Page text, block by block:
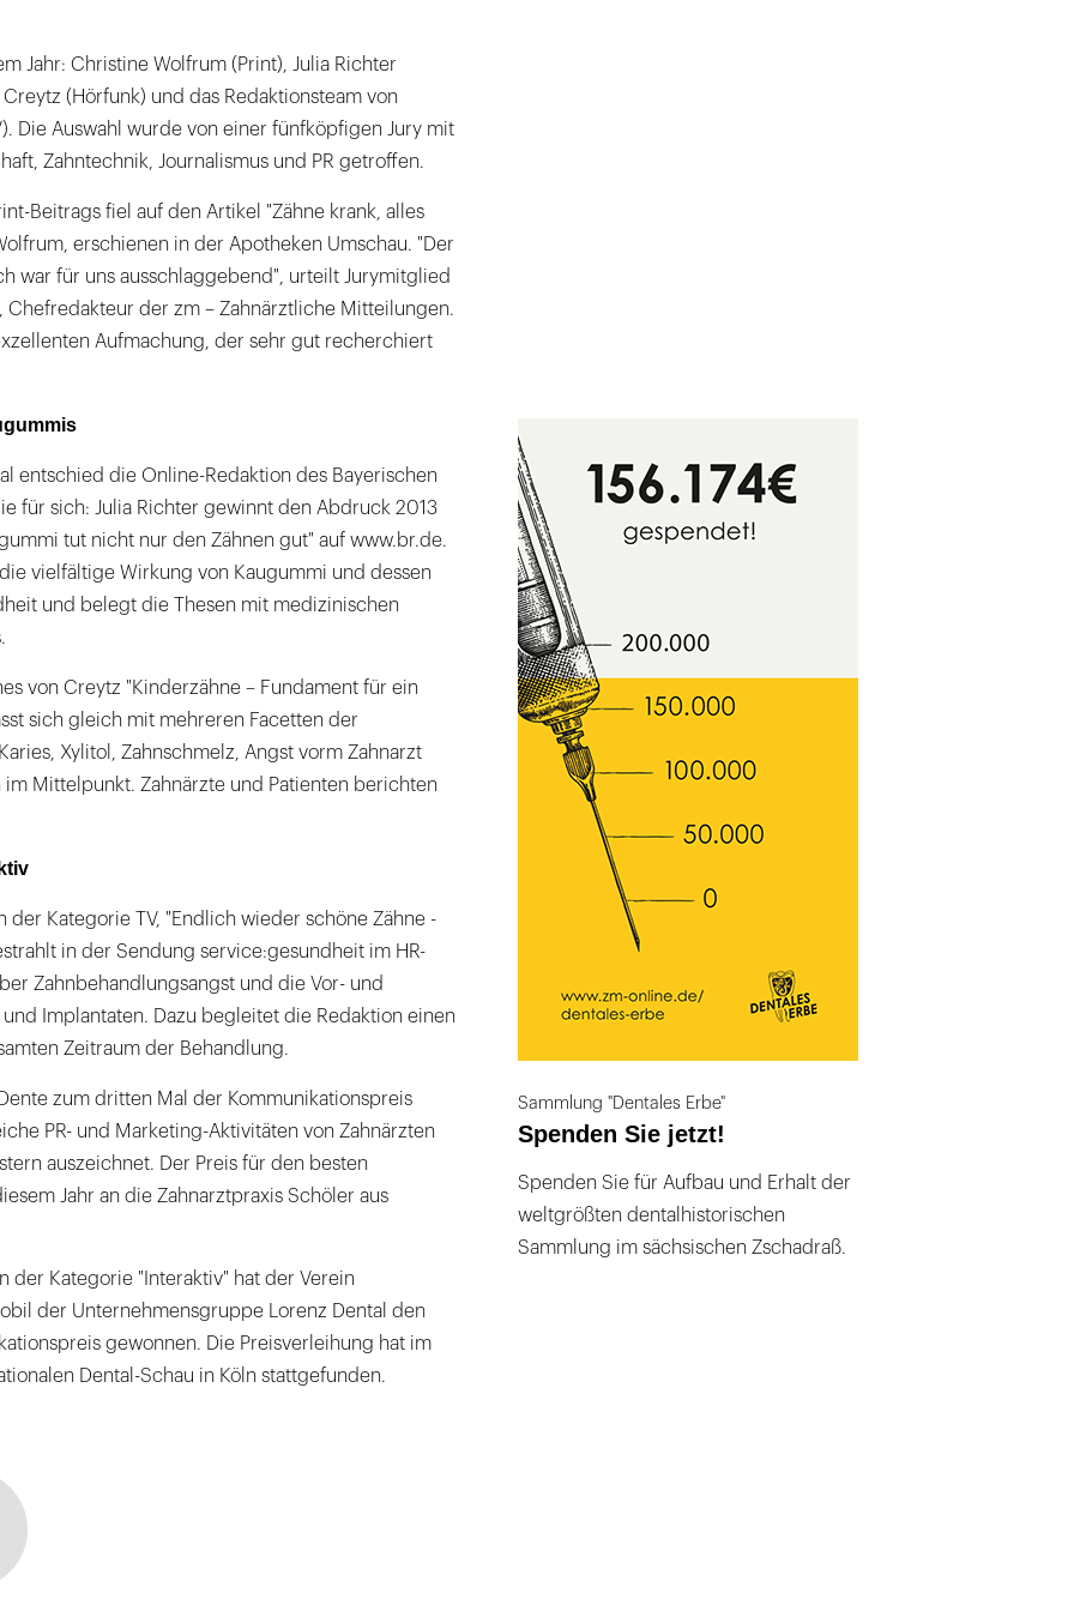
Jahr: Christine Wolfrum (Print), Julia Richter
(Hörfunk) und das Redaktionsteam von
Die Auswahl wurde von einer fünfköpfigen Jury mit
Zahntechnik, Journalismus und PR getroffen.
Beitrags fiel auf den Artikel "Zähne krank, alles
erschienen in der Apotheken Umschau. "Der
war für uns ausschlaggebend", urteilt Jurymitglied
Chefredakteur der zm – Zahnärztliche Mitteilungen.
Aufmachung, der sehr gut recherchiert
entschied die Online-Redaktion des Bayerischen
für sich: Julia Richter gewinnt den Abdruck 2013
tut nicht nur den Zähnen gut" auf www.br.de.
vielfältige Wirkung von Kaugummi und dessen
und belegt die Thesen mit medizinischen
von Creytz "Kinderzähne – Fundament für ein
sich gleich mit mehreren Facetten der
Xylitol, Zahnschmelz, Angst vorm Zahnarzt
im Mittelpunkt. Zahnärzte und Patienten berichten
der Kategorie TV, "Endlich wieder schöne Zähne -
in der Sendung service:gesundheit im HR-
Zahnbehandlungsangst und die Vor- und
Implantaten. Dazu begleitet die Redaktion einen
Zeitraum der Behandlung.
zum dritten Mal der Kommunikationspreis
PR- und Marketing-Aktivitäten von Zahnärzten
auszeichnet. Der Preis für den besten
Jahr an die Zahnarztpraxis Schöler aus
der Kategorie "Interaktiv" hat der Verein
der Unternehmensgruppe Lorenz Dental den
gewonnen. Die Preisverleihung hat im
Dental-Schau in Köln stattgefunden.
Sammlung "Dentales Erbe"
Spenden Sie jetzt!
Spenden Sie für Aufbau und Erhalt der
weltgrößten dentalhistorischen
Sammlung im sächsischen Zschadraß.